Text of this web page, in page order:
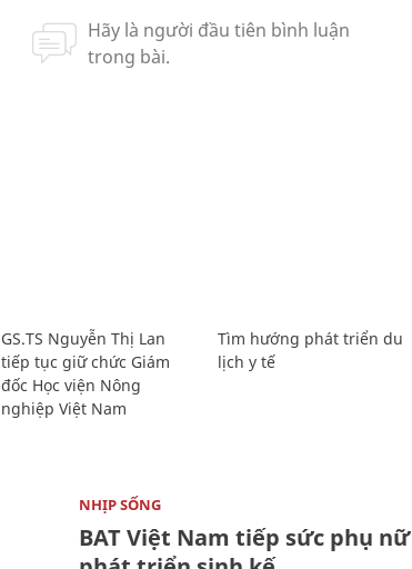
GS.TS Nguyễn Thị Lan
tiếp tục giữ chức Giám
đốc Học viện Nông
nghiệp Việt Nam
Tìm hướng phát triển du
lịch y tế
NHỊP SỐNG
BAT Việt Nam tiếp sức phụ